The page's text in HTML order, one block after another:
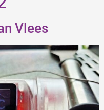
Vlees